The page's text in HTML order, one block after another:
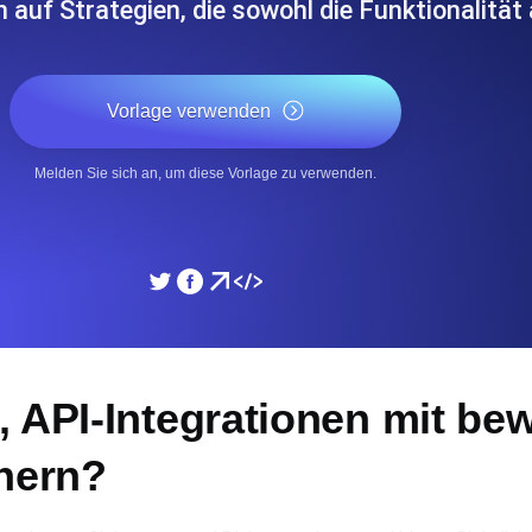
und Leistung mithilfe des
Überwachen Sie die
SSL Monitoring
Kostenlos starten.
aus 26 Regionen. Monitoring as Code
Monitore als YAML, JS
auf Strategien, die sowohl die Funktionalität
Vorlage verwenden
Melden Sie sich an, um diese Vorlage zu verwenden.
API-Integrationen mit